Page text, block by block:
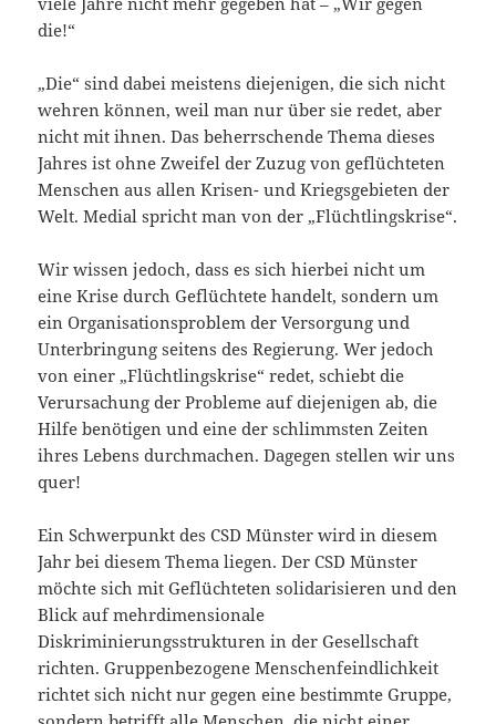
die!“
„Die“ sind dabei meistens diejenigen, die sich nicht
wehren können, weil man nur über sie redet, aber
nicht mit ihnen. Das beherrschende Thema dieses
Jahres ist ohne Zweifel der Zuzug von geflüchteten
Menschen aus allen Krisen- und Kriegsgebieten der
Welt. Medial spricht man von der „Flüchtlingskrise“.
Wir wissen jedoch, dass es sich hierbei nicht um
eine Krise durch Geflüchtete handelt, sondern um
ein Organisationsproblem der Versorgung und
Unterbringung seitens des Regierung. Wer jedoch
von einer „Flüchtlingskrise“ redet, schiebt die
Verursachung der Probleme auf diejenigen ab, die
Hilfe benötigen und eine der schlimmsten Zeiten
ihres Lebens durchmachen. Dagegen stellen wir uns
quer!
Ein Schwerpunkt des CSD Münster wird in diesem
Jahr bei diesem Thema liegen. Der CSD Münster
möchte sich mit Geflüchteten solidarisieren und den
Blick auf mehrdimensionale
Diskriminierungsstrukturen in der Gesellschaft
richten. Gruppenbezogene Menschenfeindlichkeit
richtet sich nicht nur gegen eine bestimmte Gruppe,